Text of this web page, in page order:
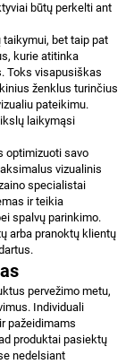
būtų perkelti ant
bet taip pat
kurie atitinka
Toks visapusiškas
ženklus turinčius
pateikimu.
laikymąsi
optimizuoti savo
vizualinis
specialistai
ir teikia
spalvų parinkimo.
arba pranoktų klientų
pervežimo metu,
Individuali
pažeidimams
produktai pasiektų
nedelsiant